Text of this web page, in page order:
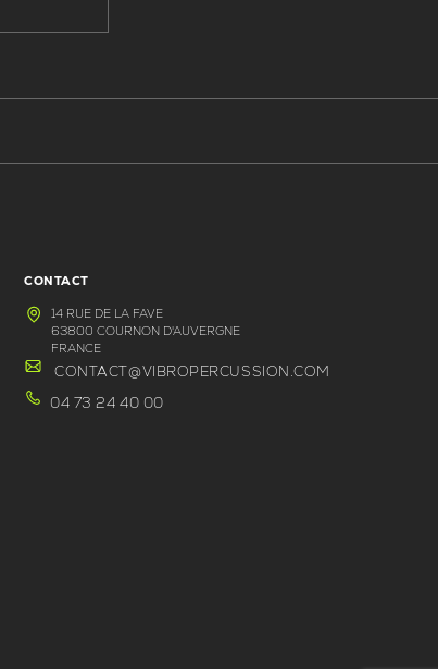
CONTACT
14 RUE DE LA FAVE
63800 COURNON D'AUVERGNE
FRANCE
CONTACT@VIBROPERCUSSION.COM
04 73 24 40 00